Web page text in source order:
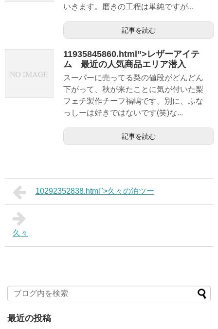
いきます。磨きの工程は単純ですが...
記事を読む
11935845860.html”>レザーアイテ
ム 最近の人気商品エリア潜入
スーパーに売ってる梨の値段がどんどん
下がって、秋が来たことに気が付いた梨
フェチ製作チーフ福嶋です。別に、ふな
っしーは好きではないです(笑)な...
記事を読む
10292352838.html">久々の泊ツー
久々
最近の投稿